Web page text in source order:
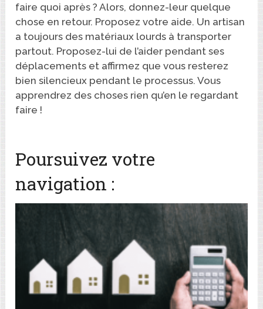
faire quoi après ? Alors, donnez-leur quelque
chose en retour. Proposez votre aide. Un artisan
a toujours des matériaux lourds à transporter
partout. Proposez-lui de l’aider pendant ses
déplacements et affirmez que vous resterez
bien silencieux pendant le processus. Vous
apprendrez des choses rien qu’en le regardant
faire !
Poursuivez votre
navigation :